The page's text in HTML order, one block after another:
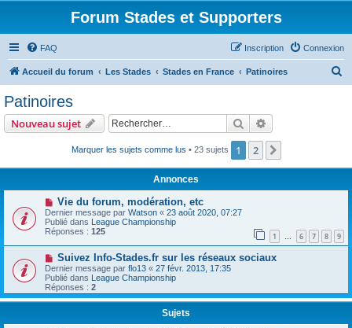
Forum Stades et Supporters
FAQ Connexion
Inscription
Accueil du forum Les Stades Stades en France Patinoires
r
Patinoires
Nouveau sujet Rechercher
Marquer les sujets comme lus • 23 sujets 1 2
Annonces
Vie du forum, modération, etc
Dernier message par Watson « 23 août 2020, 07:27
Publié dans League Championship
Réponses : 125 1 … 6 7 8 9
Suivez Info-Stades.fr sur les réseaux sociaux
Dernier message par flo13 « 27 févr. 2013, 17:35
Publié dans League Championship
Réponses : 2
Sujets